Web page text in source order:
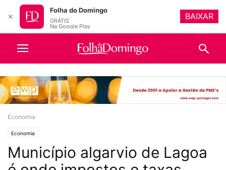
Economia
Economia
Município algarvio de Lagoa
✕
Folha do Domingo
GRÁTIS
Na Google Play
BAIXAR